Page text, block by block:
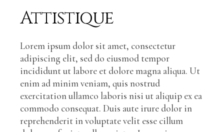
Attistique
Lorem ipsum dolor sit amet, consectetur
adipiscing elit, sed do eiusmod tempor
incididunt ut labore et dolore magna aliqua. Ut
enim ad minim veniam, quis nostrud
exercitation ullamco laboris nisi ut aliquip ex ea
commodo consequat. Duis aute irure dolor in
reprehenderit in voluptate velit esse cillum